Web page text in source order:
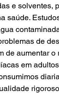
e solventes,
saúde.
de
de aumentar o
em